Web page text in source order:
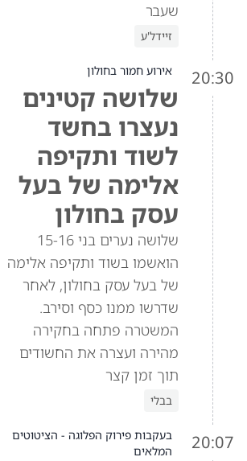
שעבר
זיידל'ע
20:30 אירוע חמור בחולון
שלושה קטינים
נעצרו בחשד
לשוד ותקיפה
אלימה של בעל
עסק בחולון
שלושה נערים בני 15-16
הואשמו בשוד ותקיפה אלימה
של בעל עסק בחולון, לאחר
שדרשו ממנו כסף וסירב.
המשטרה פתחה בחקירה
מהירה ועצרה את החשודים
תוך זמן קצר
בבלי
20:07
בעקבות פירוק הפלוגה - הציטוטים
המלאים